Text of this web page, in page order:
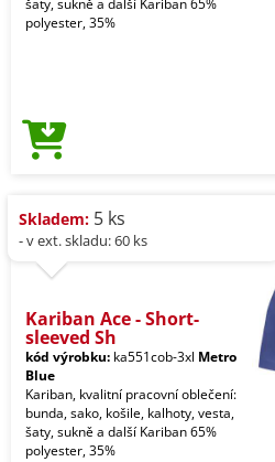
šaty, sukně a další Kariban 65%
polyester, 35%
Skladem: 5 ks
- v ext. skladu: 60 ks
Kariban Ace - Short-
sleeved Sh
kód výrobku: ka551cob-3xl Metro
Blue
Kariban, kvalitní pracovní oblečení:
bunda, sako, košile, kalhoty, vesta,
šaty, sukně a další Kariban 65%
polyester, 35%